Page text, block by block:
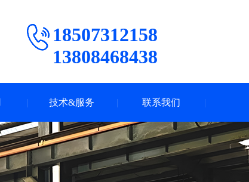
18507312158
13808468438
技术&服务 联系我们